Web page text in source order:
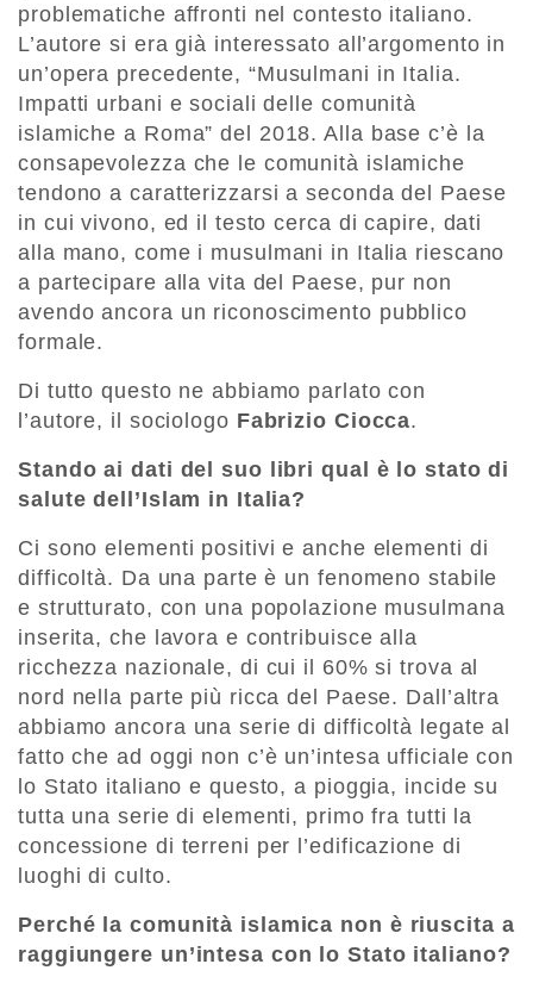
problematiche affronti nel contesto italiano.
L’autore si era già interessato all’argomento in
un’opera precedente, “Musulmani in Italia.
Impatti urbani e sociali delle comunità
islamiche a Roma” del 2018. Alla base c’è la
consapevolezza che le comunità islamiche
tendono a caratterizzarsi a seconda del Paese
in cui vivono, ed il testo cerca di capire, dati
alla mano, come i musulmani in Italia riescano
a partecipare alla vita del Paese, pur non
avendo ancora un riconoscimento pubblico
formale.
Di tutto questo ne abbiamo parlato con
l’autore, il sociologo Fabrizio Ciocca.
Stando ai dati del suo libri qual è lo stato di
salute dell’Islam in Italia?
Ci sono elementi positivi e anche elementi di
difficoltà. Da una parte è un fenomeno stabile
e strutturato, con una popolazione musulmana
inserita, che lavora e contribuisce alla
ricchezza nazionale, di cui il 60% si trova al
nord nella parte più ricca del Paese. Dall’altra
abbiamo ancora una serie di difficoltà legate al
fatto che ad oggi non c’è un’intesa ufficiale con
lo Stato italiano e questo, a pioggia, incide su
tutta una serie di elementi, primo fra tutti la
concessione di terreni per l’edificazione di
luoghi di culto.
Perché la comunità islamica non è riuscita a
raggiungere un’intesa con lo Stato italiano?